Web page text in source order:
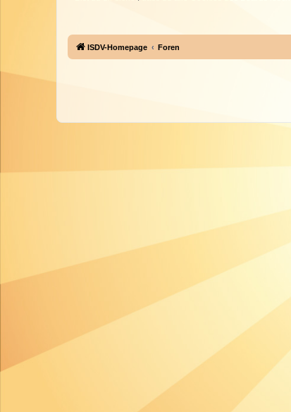
ISDV-Homepage Foren